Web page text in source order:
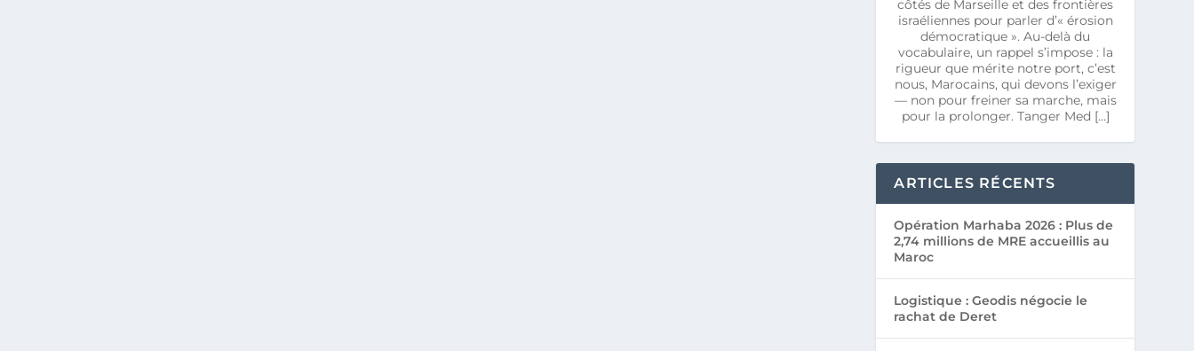
côtés de Marseille et des frontières
israéliennes pour parler d’« érosion
démocratique ». Au-delà du
vocabulaire, un rappel s’impose : la
rigueur que mérite notre port, c’est
nous, Marocains, qui devons l’exiger
— non pour freiner sa marche, mais
pour la prolonger. Tanger Med […]
ARTICLES RÉCENTS
Opération Marhaba 2026 : Plus de
2,74 millions de MRE accueillis au
Maroc
Logistique : Geodis négocie le
rachat de Deret